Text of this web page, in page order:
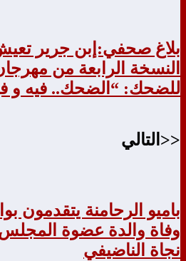
بلاغ صحفي:إبن جرير
النسخة الرابعة من
للضحك: “الضحك.. فيه و
<<التالي
باميو الرحامنة يتقدمون
وفاة والدة عضوة
نجاة الناضيفي